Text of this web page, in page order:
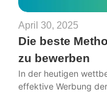
April 30, 2025
Die beste
zu bewerben
In der heutigen
effektive Werbung